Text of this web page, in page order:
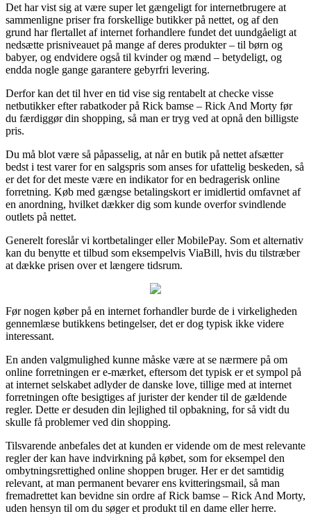
Det har vist sig at være super let gængeligt for internetbrugere at
sammenligne priser fra forskellige butikker på nettet, og af den
grund har flertallet af internet forhandlere fundet det uundgåeligt at
nedsætte prisniveauet på mange af deres produkter – til børn og
babyer, og endvidere også til kvinder og mænd – betydeligt, og
endda nogle gange garantere gebyrfri levering.
Derfor kan det til hver en tid vise sig rentabelt at checke visse
netbutikker efter rabatkoder på Rick bamse – Rick And Morty før
du færdiggør din shopping, så man er tryg ved at opnå den billigste
pris.
Du må blot være så påpasselig, at når en butik på nettet afsætter
bedst i test varer for en salgspris som anses for ufattelig beskeden, så
er det for det meste være en indikator for en bedragerisk online
forretning. Køb med gængse betalingskort er imidlertid omfavnet af
en anordning, hvilket dækker dig som kunde overfor svindlende
outlets på nettet.
Generelt foreslår vi kortbetalinger eller MobilePay. Som et alternativ
kan du benytte et tilbud som eksempelvis ViaBill, hvis du tilstræber
at dække prisen over et længere tidsrum.
Før nogen køber på en internet forhandler burde de i virkeligheden
gennemlæse butikkens betingelser, det er dog typisk ikke videre
interessant.
En anden valgmulighed kunne måske være at se nærmere på om
online forretningen er e-mærket, eftersom det typisk er et sympol på
at internet selskabet adlyder de danske love, tillige med at internet
forretningen ofte besigtiges af jurister der kender til de gældende
regler. Dette er desuden din lejlighed til opbakning, for så vidt du
skulle få problemer ved din shopping.
Tilsvarende anbefales det at kunden er vidende om de mest relevante
regler der kan have indvirkning på købet, som for eksempel den
ombytningsrettighed online shoppen bruger. Her er det samtidig
relevant, at man permanent bevarer ens kvitteringsmail, så man
fremadrettet kan bevidne sin ordre af Rick bamse – Rick And Morty,
uden hensyn til om du søger et produkt til en dame eller herre.